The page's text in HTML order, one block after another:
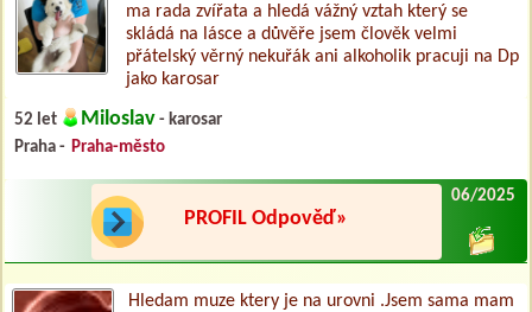
ma rada zvířata a hledá vážný vztah který se
skládá na lásce a důvěře jsem člověk velmi
přátelský věrný nekuřák ani alkoholik pracuji na Dp
jako karosar
52 let Miloslav - karosar
Praha - Praha-město
PROFIL Odpověď»
06/2025
Hledam muze ktery je na urovni .Jsem sama mam